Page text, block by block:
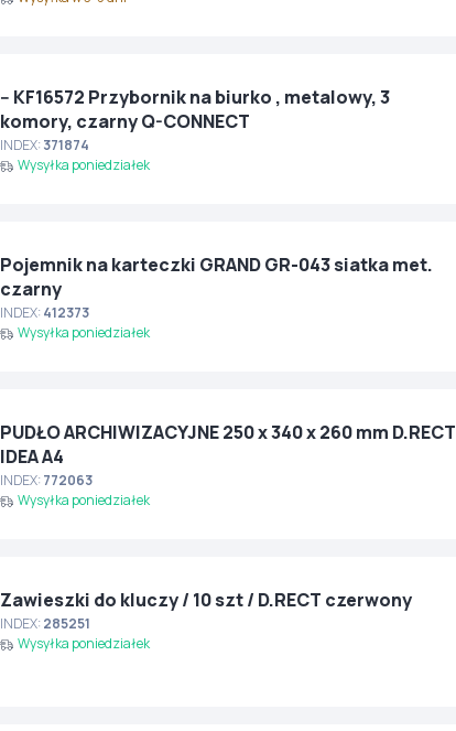
-- KF16572 Przybornik na biurko , metalowy, 3
komory, czarny Q-CONNECT
INDEX:371874
Wysyłka poniedziałek
Pojemnik na karteczki GRAND GR-043 siatka met.
czarny
INDEX:412373
Wysyłka poniedziałek
PUDŁO ARCHIWIZACYJNE 250 x 340 x 260 mm D.RECT
IDEA A4
INDEX:772063
Wysyłka poniedziałek
Zawieszki do kluczy / 10 szt / D.RECT czerwony
INDEX:285251
Wysyłka poniedziałek